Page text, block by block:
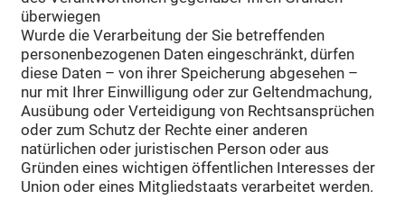
überwiegen
Wurde die Verarbeitung der Sie betreffenden
personenbezogenen Daten eingeschränkt, dürfen
diese Daten – von ihrer Speicherung abgesehen –
nur mit Ihrer Einwilligung oder zur Geltendmachung,
Ausübung oder Verteidigung von Rechtsansprüchen
oder zum Schutz der Rechte einer anderen
natürlichen oder juristischen Person oder aus
Gründen eines wichtigen öffentlichen Interesses der
Union oder eines Mitgliedstaats verarbeitet werden.